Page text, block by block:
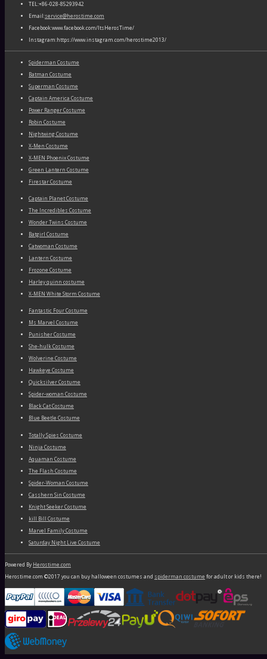
TEL:+86-028-85293942
Email:service@herostime.com
Facebook:www.facebook.com/ItsHerosTime/
Instagram:https://www.instagram.com/herostime2013/
Spiderman Costume
Batman Costume
Superman Costume
Captain America Costume
Power Ranger Costume
Robin Costume
Nightwing Costume
X-Men Costume
X-MEN Phoenix Costume
Green Lantern Costume
Firestar Costume
Captain Planet Costume
The Incredibles Costume
Wonder Twins Costume
Batgirl Costume
Catwoman Costume
Lantern Costume
Frozone Costume
Harley quinn costume
X-MEN White Storm Costume
Fantastic Four Costume
Ms Marvel Costume
Punisher Costume
She-hulk Costume
Wolverine Costume
Hawkeye Costume
Quicksilver Costume
Spider-woman Costume
Black Cat Costume
Blue Beetle Costume
Totally Spies Costume
Ninja Costume
Aquaman Costume
The Flash Costume
Spider-Woman Costume
Casshern Sin Costume
Knight Seeker Costume
kill Bill Costume
Marvel Family Costume
Saturday Night Live Costume
Powered By Herostime.com
Herostime.com ©2017 you can buy halloween costumes and spiderman costume for adult or kids there!